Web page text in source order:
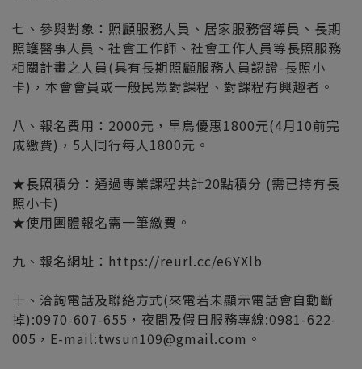
七、參與對象：照顧服務人員、居家服務督導員、長期
照護醫事人員、社會工作師、社會工作人員等長照服務
相關計畫之人員(具有長期照顧服務人員認證-長照小
卡)，本會會員或一般民眾對課程、對課程有興趣者。
八、報名費用：2000元，早鳥優惠1800元(4月10前完
成繳費)，5人同行每人1800元。
★長照積分：通過專業課程共計20點積分 (需已持有長
照小卡)
★使用團體報名需一筆繳費。
九、報名網址：https://reurl.cc/e6YXlb
十、洽詢電話及聯絡方式(來電若未顯示電話會自動斷
掉):0970-607-655，夜間及假日服務專線:0981-622-
005，E-mail:twsun109@gmail.com。